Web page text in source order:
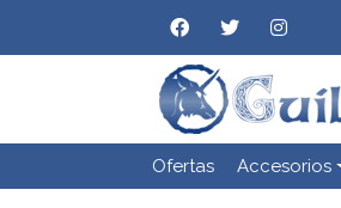
Ofertas Accesorios